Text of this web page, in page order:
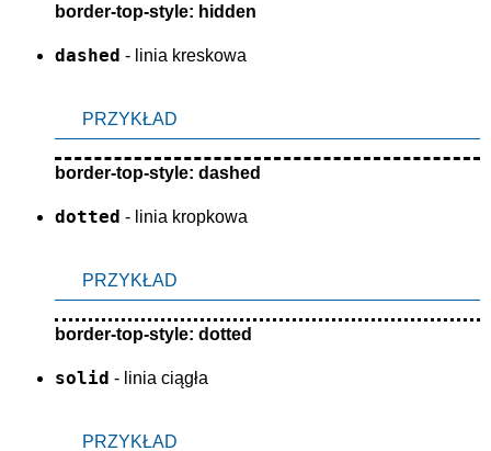
border-top-style: hidden
dashed - linia kreskowa
PRZYKŁAD
border-top-style: dashed
dotted - linia kropkowa
PRZYKŁAD
border-top-style: dotted
solid - linia ciągła
PRZYKŁAD